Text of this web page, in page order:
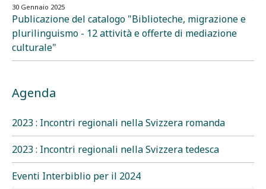
30 Gennaio 2025
Publicazione del catalogo "Biblioteche, migrazione e
plurilinguismo - 12 attività e offerte di mediazione
culturale"
Agenda
2023 : Incontri regionali nella Svizzera romanda
2023 : Incontri regionali nella Svizzera tedesca
Eventi Interbiblio per il 2024